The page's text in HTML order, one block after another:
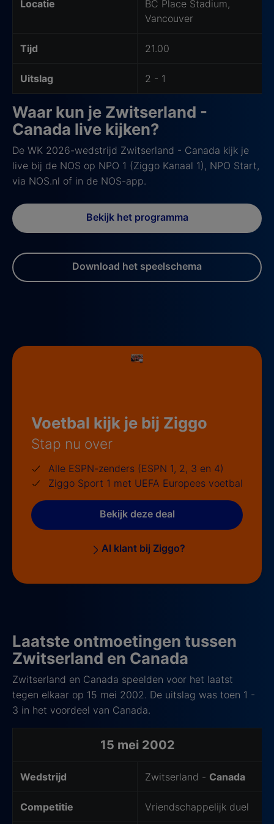
Locatie
BC Place Stadium,
Vancouver
Tijd 21.00
Uitslag 2 - 1
Waar kun je Zwitserland -
Canada live kijken?
De WK 2026-wedstrijd Zwitserland - Canada kijk je
live bij de NOS op NPO 1 (Ziggo Kanaal 1), NPO Start,
via NOS.nl of in de NOS-app.
Bekijk het programma
Download het speelschema
Voetbal kijk je bij Ziggo
Stap nu over
Alle ESPN-zenders (ESPN 1, 2, 3 en 4)
Ziggo Sport 1 met UEFA Europees voetbal
Bekijk deze deal
Al klant bij Ziggo?
Laatste ontmoetingen tussen
Zwitserland en Canada
Zwitserland en Canada speelden voor het laatst
tegen elkaar op 15 mei 2002. De uitslag was toen 1 -
3 in het voordeel van Canada.
15 mei 2002
Wedstrijd Zwitserland - Canada
Competitie Vriendschappelijk duel